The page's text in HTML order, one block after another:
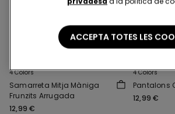
4 Colors
Samarreta Mitja Màniga
Frunzits Arrugada
12,99 €
4 Colors
Pantalons
12,99 €
ACCEPTA TOTES LES